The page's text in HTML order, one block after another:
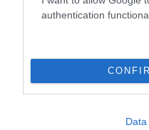
authentication